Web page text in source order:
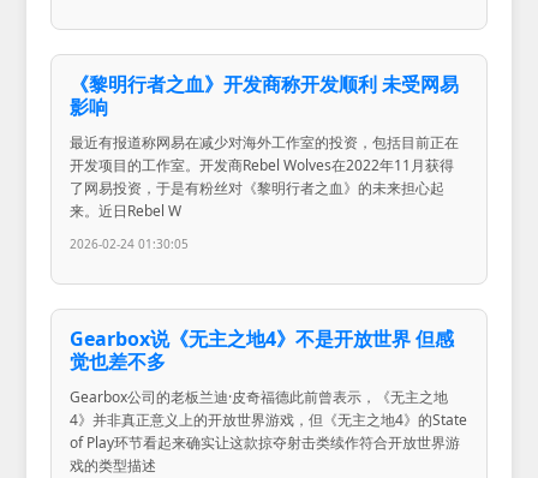
《黎明行者之血》开发商称开发顺利 未受网易
影响
最近有报道称网易在减少对海外工作室的投资，包括目前正在
开发项目的工作室。开发商Rebel Wolves在2022年11月获得
了网易投资，于是有粉丝对《黎明行者之血》的未来担心起
来。近日Rebel W
2026-02-24 01:30:05
Gearbox说《无主之地4》不是开放世界 但感
觉也差不多
Gearbox公司的老板兰迪·皮奇福德此前曾表示，《无主之地
4》并非真正意义上的开放世界游戏，但《无主之地4》的State
of Play环节看起来确实让这款掠夺射击类续作符合开放世界游
戏的类型描述